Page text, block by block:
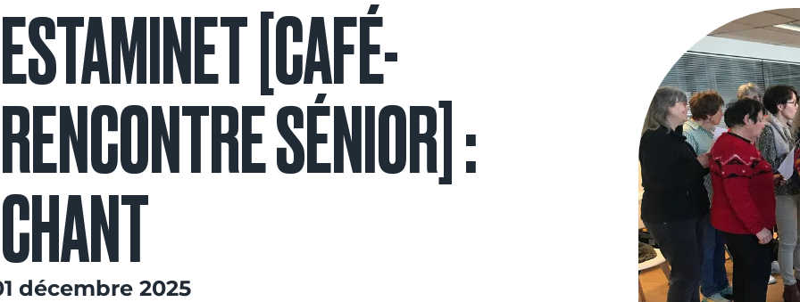
ESTAMINET [CAFÉ-
RENCONTRE SÉNIOR] :
CHANT
décembre 2025